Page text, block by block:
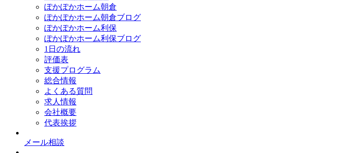
ぽかぽかホーム朝倉
ぽかぽかホーム朝倉ブログ
ぽかぽかホーム利保
ぽかぽかホーム利保ブログ
1日の流れ
評価表
支援プログラム
総合情報
よくある質問
求人情報
会社概要
代表挨拶
メール相談